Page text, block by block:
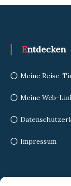
Entdecken
Meine Reise-
Meine Web-
Impressum